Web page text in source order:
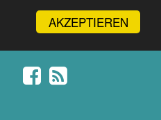
AKZEPTIEREN